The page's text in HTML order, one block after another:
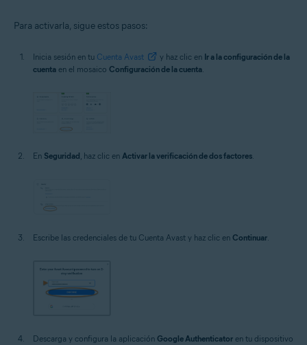
Para activarla, sigue estos pasos:
Inicia sesión en tu Cuenta Avast y haz clic en Ir a la configuración de la
cuenta en el mosaico Configuración de la cuenta.
En Seguridad , haz clic en Activar la verificación de dos factores
Escribe las credenciales de tu Cuenta Avast y haz clic en Continuar
Descarga y configura la aplicación Google Authenticator en tu dispositivo